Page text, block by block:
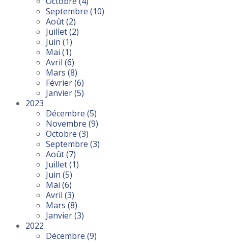
Septembre (10)
Août(2)
Juillet(2)
Juin (1)
Mai (1)
Avril (6)
Mars (8)
Février(6)
Janvier(5)
2023
Décembre (5)
Novembre (9)
Octobre (3)
Septembre (3)
Août(7)
Juillet(1)
Juin (5)
Mai (6)
Avril (3)
Mars (8)
Janvier(3)
2022
Décembre (9)